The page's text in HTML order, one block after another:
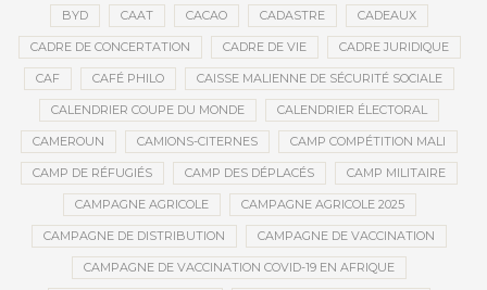
BYD CAAT CACAO CADASTRE CADEAUX
CADRE DE CONCERTATION CADRE DE VIE CADRE JURIDIQUE
CAF CAFÉ PHILO CAISSE MALIENNE DE SÉCURITÉ SOCIALE
CALENDRIER COUPE DU MONDE CALENDRIER ÉLECTORAL
CAMEROUN CAMIONS-CITERNES CAMP COMPÉTITION MALI
CAMP DE RÉFUGIÉS CAMP DES DÉPLACÉS CAMP MILITAIRE
CAMPAGNE AGRICOLE CAMPAGNE AGRICOLE 2025
CAMPAGNE DE DISTRIBUTION CAMPAGNE DE VACCINATION
CAMPAGNE DE VACCINATION COVID-19 EN AFRIQUE